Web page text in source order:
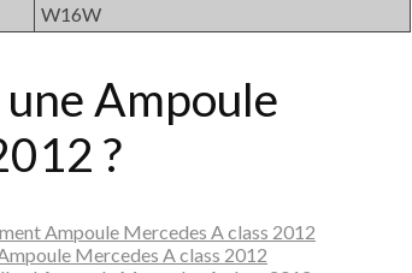
W16W
Ampoule
?
Ampoule Mercedes A class 2012
Mercedes A class 2012